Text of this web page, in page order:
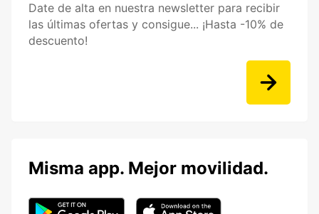
Date de alta en nuestra newsletter para recibir
las últimas ofertas y consigue... ¡Hasta -10% de
descuento!
Misma app. Mejor movilidad.